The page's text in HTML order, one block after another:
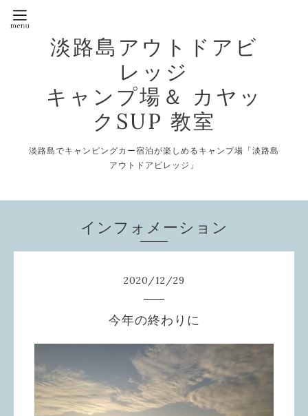
淡路島アウトドアビ
レッジ
キャンプ場＆ カヤッ
クSUP 教室
淡路島でキャンピングカー宿泊が楽しめるキャンプ場「淡路島
アウトドアビレッジ」
インフォメーション
2020/12/29
今年の終わりに